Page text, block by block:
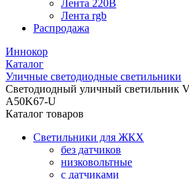
Лента 220В
Лента rgb
Распродажа
Иннокор
Каталог
Уличные светодиодные светильники
Светодиодный уличный светильник
A50K67-U
Каталог товаров
Светильники для ЖКХ
без датчиков
низковольтные
с датчиками